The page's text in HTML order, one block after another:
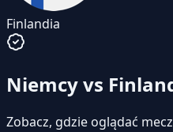
Finlandia
Niemcy vs
Zobacz, gdzie oglądać